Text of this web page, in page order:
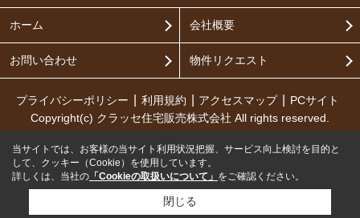
ホーム 会社概要
お問い合わせ 物件リクエスト
プライバシーポリシー 利用規約 アクセスマップ
PCサイト
Copyright(c) クラッセ住宅販売株式会社 All rights reserved.
当サイトでは、お客様の当サイト利用状況把握、サービス向上検討を目的と
して、クッキー（Cookie）を使用しています。
詳しくは、当社の 「Cookieの取扱いについて」 をご確認ください。
閉じる